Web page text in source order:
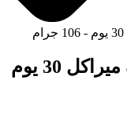
سوم باي مي صابون التنظيف ميراكل 30 يوم